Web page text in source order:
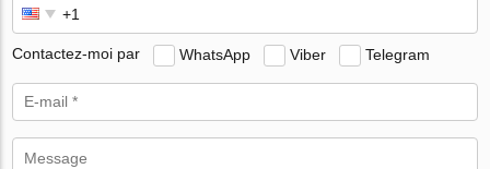
Contactez-moi par WhatsApp Viber Telegram